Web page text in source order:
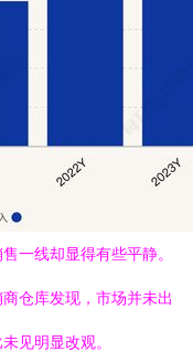
一线却显得有些平静。
仓库发现，市场并未出
见明显改观。